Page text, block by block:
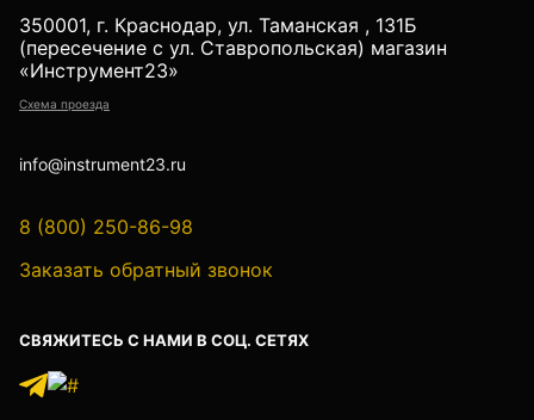
350001, г. Краснодар, ул. Таманская , 131Б
(пересечение с ул. Ставропольская) магазин
«Инструмент23»
Схема проезда
info@instrument23.ru
8 (800) 250-86-98
Заказать обратный звонок
СВЯЖИТЕСЬ С НАМИ В СОЦ. СЕТЯХ